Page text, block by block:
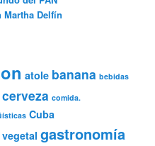
Delfín
atole banana bebidas
cerveza comida.
Cuba
gastronomía